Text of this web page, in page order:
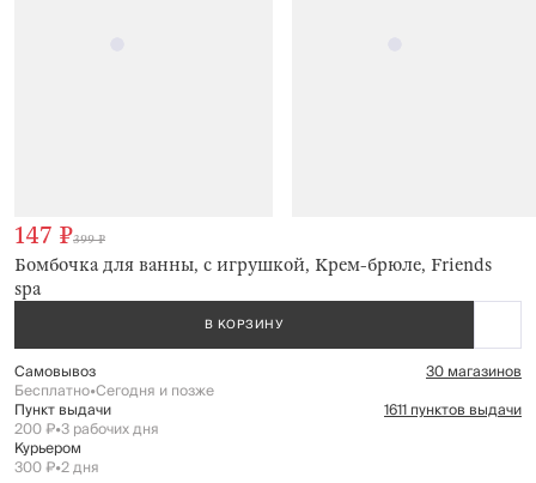
Бомбочка для ванны, с игрушкой, Крем-брюле, Friends
spa
147 ₽399 ₽
В КОРЗИНУ
Самовывоз 30 магазинов
Бесплатно•Сегодня и позже
Пункт выдачи 1611 пунктов выдачи
200 ₽•3 рабочих дня
Курьером
300 ₽•2 дня